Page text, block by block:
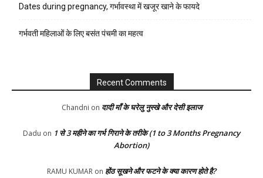
Dates during pregnancy, गर्भावस्था में खजूर खाने के फायदे
गर्भवती महिलाओं के लिए बसंत पंचमी का महत्व
Recent Comments
Chandni on दादी माँ के घरेलु नुस्खे और देसी इलाज
Dadu on 1 से 3 महीने का गर्भ गिराने के तरीके (1 to 3 Months Pregnancy
Abortion)
RAMU KUMAR on होंठ सूखने और फटने के क्या कारण होते है?